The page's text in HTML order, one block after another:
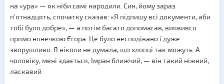
на «ура» — як ніби самі народили. Син, йому зараз
п'ятнадцять, спочатку сказав: «Я підпишу всі документи, аби
тобі було добре», — а потім багато допомагав, виявився
прямо нянечкою Єгора. Це було несподівано і дуже
зворушливо. Я ніколи не думала, що хлопці так можуть. А
чоловіку, мені здається, Імран ближчий, — він такий ніжний,
ласкавий.